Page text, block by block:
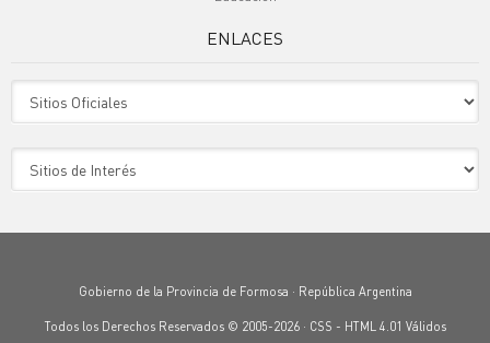
ENLACES
Gobierno de la Provincia de Formosa · República Argentina
Todos los Derechos Reservados © 2005-2026 · CSS - HTML 4.01 Válidos